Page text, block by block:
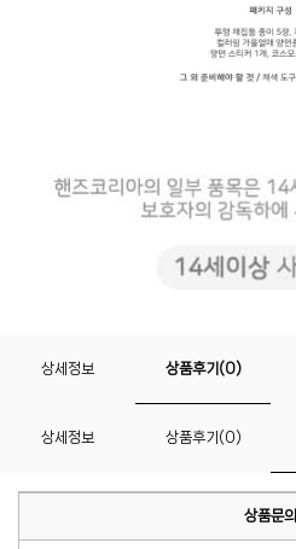
상세정보 상품후기(0)
상세정보 상품후기(0)
상품문의